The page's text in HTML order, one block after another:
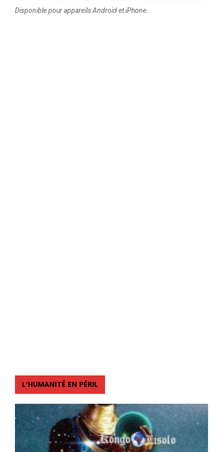
Disponible pour appareils Android et iPhone.
L'HUMANITÉ EN PÉRIL